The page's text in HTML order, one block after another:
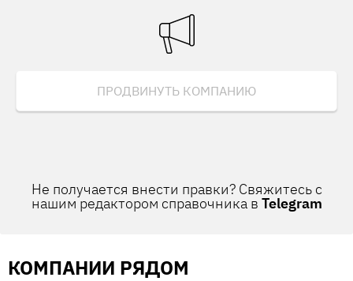
ПРОДВИНУТЬ КОМПАНИЮ
Не получается внести правки? Свяжитесь с
нашим редактором справочника в Telegram
КОМПАНИИ РЯДОМ